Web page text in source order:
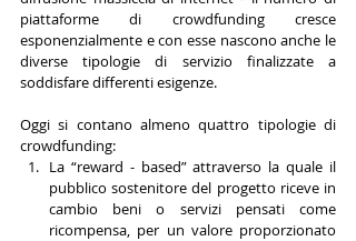
piattaforme di crowdfunding cresce
esponenzialmente e con esse nascono anche le
diverse tipologie di servizio finalizzate a
soddisfare differenti esigenze.
Oggi si contano almeno quattro tipologie di
crowdfunding:
La “reward - based” attraverso la quale il
pubblico sostenitore del progetto riceve in
cambio beni o servizi pensati come
ricompensa, per un valore proporzionato